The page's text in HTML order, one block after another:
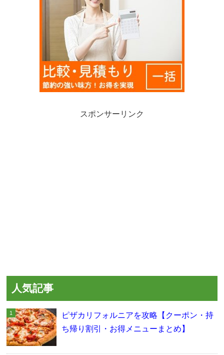
スポンサーリンク
人気記事
ピザカリフォルニアを攻略【クーポン・持
ち帰り割引・お得メニューまとめ】